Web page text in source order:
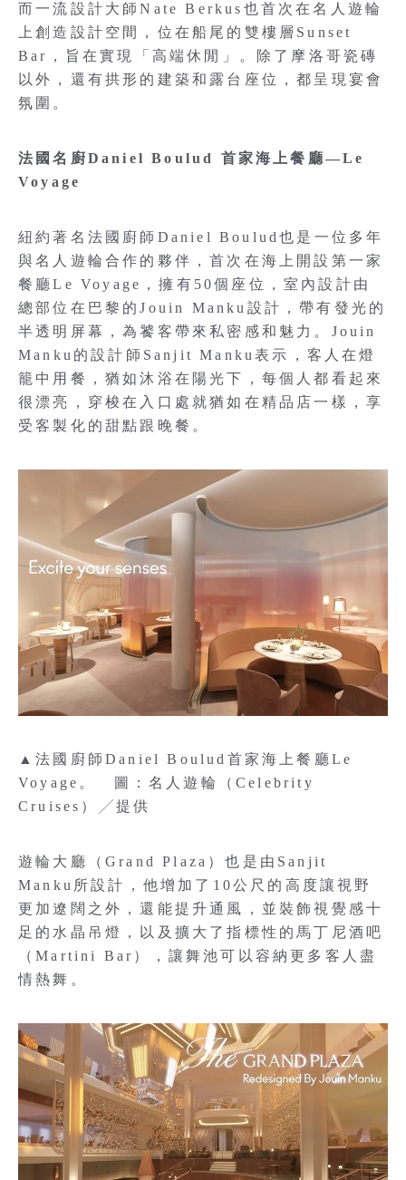
而一流設計大師Nate Berkus也首次在名人遊輪
上創造設計空間，位在船尾的雙樓層Sunset
Bar，旨在實現「高端休閒」。除了摩洛哥瓷磚
以外，還有拱形的建築和露台座位，都呈現宴會
氛圍。
法國名廚Daniel Boulud 首家海上餐廳—Le
Voyage
紐約著名法國廚師Daniel Boulud也是一位多年
與名人遊輪合作的夥伴，首次在海上開設第一家
餐廳Le Voyage，擁有50個座位，室內設計由
總部位在巴黎的Jouin Manku設計，帶有發光的
半透明屏幕，為饕客帶來私密感和魅力。Jouin
Manku的設計師Sanjit Manku表示，客人在燈
籠中用餐，猶如沐浴在陽光下，每個人都看起來
很漂亮，穿梭在入口處就猶如在精品店一樣，享
受客製化的甜點跟晚餐。
▲法國廚師Daniel Boulud首家海上餐廳Le
Voyage。 圖：名人遊輪（Celebrity
Cruises）╱提供
遊輪大廳（Grand Plaza）也是由Sanjit
Manku所設計，他增加了10公尺的高度讓視野
更加遼闊之外，還能提升通風，並裝飾視覺感十
足的水晶吊燈，以及擴大了指標性的馬丁尼酒吧
（Martini Bar），讓舞池可以容納更多客人盡
情熱舞。